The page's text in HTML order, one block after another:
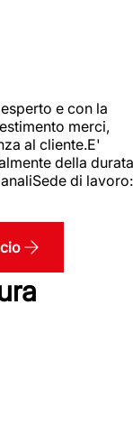
e con la
merci,
al cliente.E'
della durata
di lavoro: